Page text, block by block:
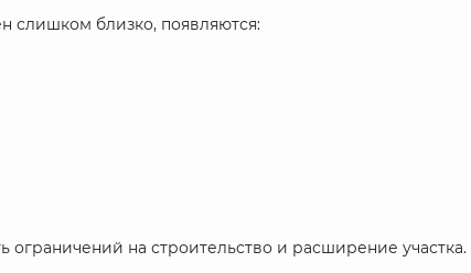
слишком близко, появляются:
на строительство и расширение участка.